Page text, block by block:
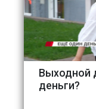
Выходной
деньги?